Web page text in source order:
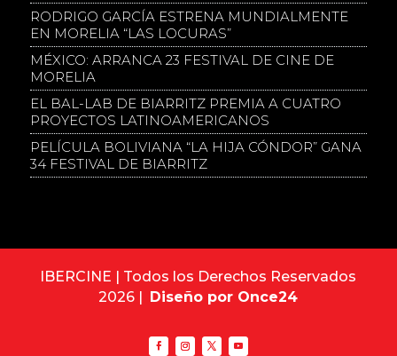
RODRIGO GARCÍA ESTRENA MUNDIALMENTE
EN MORELIA “LAS LOCURAS”
MÉXICO: ARRANCA 23 FESTIVAL DE CINE DE
MORELIA
EL BAL-LAB DE BIARRITZ PREMIA A CUATRO
PROYECTOS LATINOAMERICANOS
PELÍCULA BOLIVIANA “LA HIJA CÓNDOR” GANA
34 FESTIVAL DE BIARRITZ
IBERCINE | Todos los Derechos Reservados
2026 | Diseño por Once24